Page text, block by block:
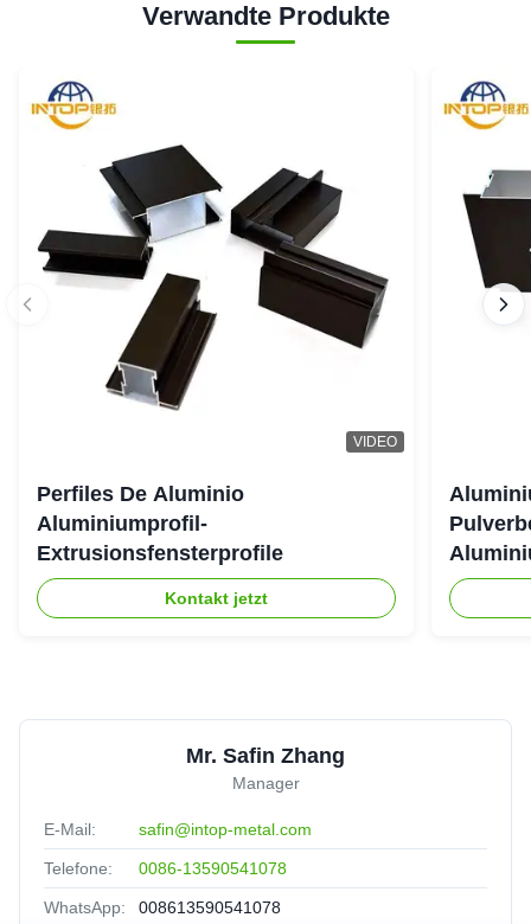
Verwandte Produkte
VIDEO
Perfiles De Aluminio
Aluminiumprofil-
Extrusionsfensterprofile
Kontakt jetzt
Mr. Safin Zhang
Manager
E-Mail: safin@intop-metal.com
Telefone: 0086-13590541078
WhatsApp: 008613590541078